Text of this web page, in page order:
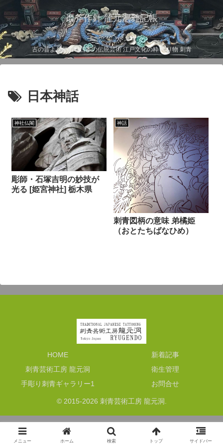
磨斧作針 龍元洞雑記帳
古の昔より伝わる日本の伝統芸術 江戸文化の粋 彫り物 刺青
日本神話
神社仏閣
彫師・石塚吉明の妙技が
光る [姫宮神社] 栃木県
神話
刺青図柄の意味 弟橘姫
（おとたちばなひめ）
HOME
新着記事
刺青芸術工房 龍元洞
衛生管理
手彫り刺青ギャラリー1
お問合せ
© 2015-2026 刺青芸術工房 龍元洞.
メニュー ホーム 検索 トップ サイドバー